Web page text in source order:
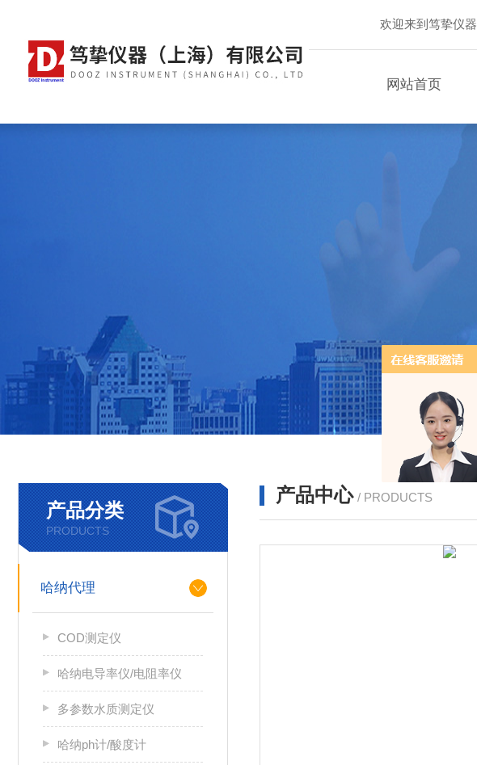
欢迎来到笃挚仪
网站首页
产品分类
PRODUCTS
哈纳代理
COD测定仪
哈纳电导率仪/电阻率仪
多参数水质测定仪
哈纳ph计/酸度计
产品中心 / PRODUCTS